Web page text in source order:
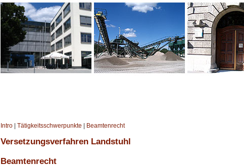
Intro Tätigkeitsschwerpunkte Beamtenrecht
Versetzungsverfahren Landstuhl
Beamtenrecht